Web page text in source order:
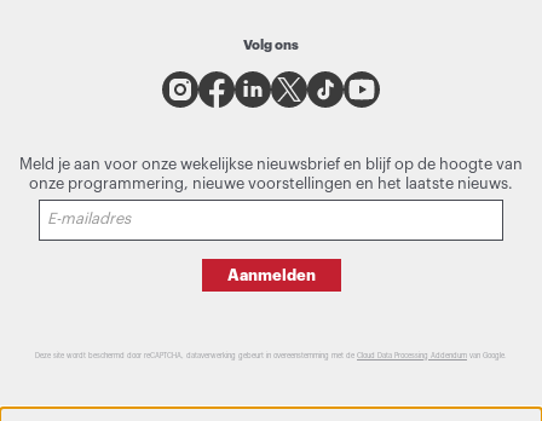
Volg ons
Meld je aan voor onze wekelijkse nieuwsbrief en blijf op de hoogte van
onze programmering, nieuwe voorstellingen en het laatste nieuws.
Aanmelden
Deze site wordt beschermd door reCAPTCHA, dataverwerking gebeurt in overeenstemming met de Cloud Data Processing Addendum van Google.